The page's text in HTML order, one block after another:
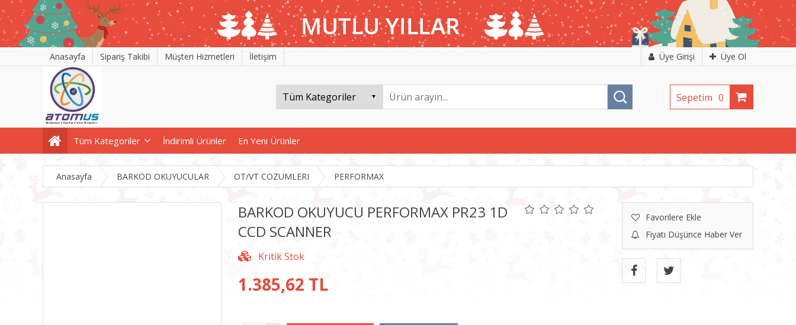
Anasayfa Sipariş Takibi Müşteri Hizmetleri İletişim Üye Girişi Üye Ol
Sepetim 0
Tüm Kategoriler İndirimli Ürünler En Yeni Ürünler
Anasayfa BARKOD OKUYUCULAR OT/VT COZUMLERI PERFORMAX
BARKOD OKUYUCU PERFORMAX PR23 1D
CCD SCANNER
Favorilere Ekle
Fiyatı Düşünce Haber Ver
1.385,62 TL